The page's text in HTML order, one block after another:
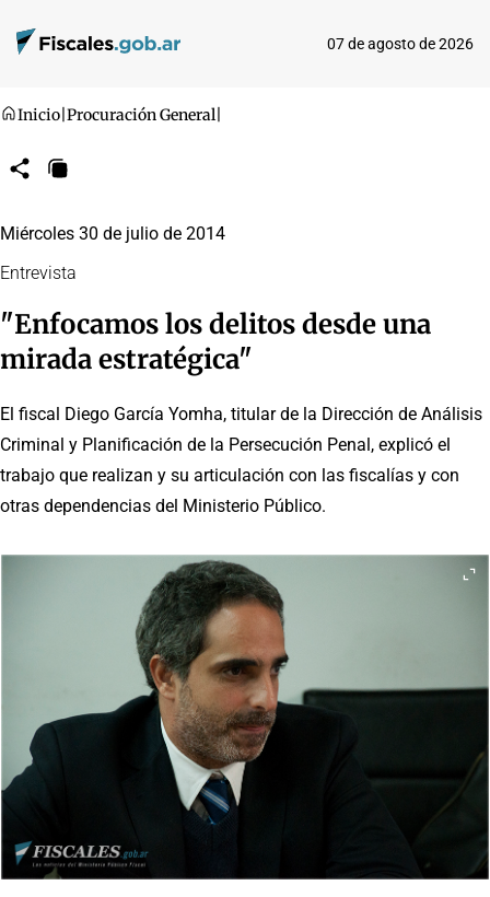
07 de agosto de 2026
Inicio Procuración General
CompartirCopiar
Miércoles 30 de julio de 2014
Entrevista
"Enfocamos los delitos desde una
mirada estratégica"
El fiscal Diego García Yomha, titular de la Dirección de Análisis
Criminal y Planificación de la Persecución Penal, explicó el
trabajo que realizan y su articulación con las fiscalías y con
otras dependencias del Ministerio Público.